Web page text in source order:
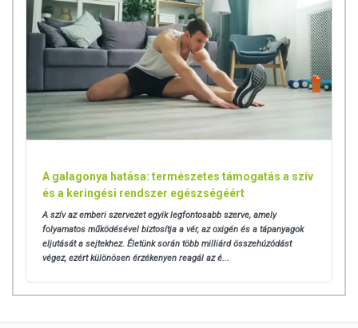
A galagonya hatása: természetes támogatás a szív
és a keringési rendszer egészségéért
A szív az emberi szervezet egyik legfontosabb szerve, amely
folyamatos működésével biztosítja a vér, az oxigén és a tápanyagok
eljutását a sejtekhez. Életünk során több milliárd összehúzódást
végez, ezért különösen érzékenyen reagál az é...